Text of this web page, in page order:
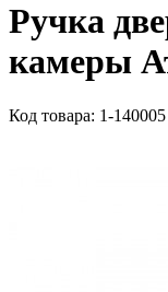
Ручка
камеры
Код товара: 1-140005